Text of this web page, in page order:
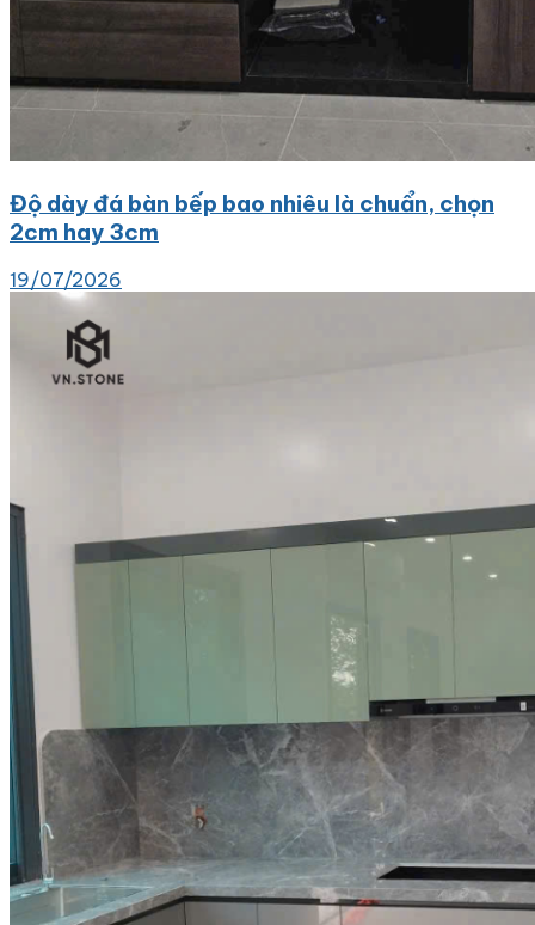
Độ dày đá bàn bếp bao nhiêu là chuẩn, chọn
2cm hay 3cm
19/07/2026